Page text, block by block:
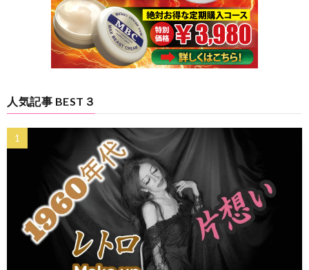
人気記事 BEST３